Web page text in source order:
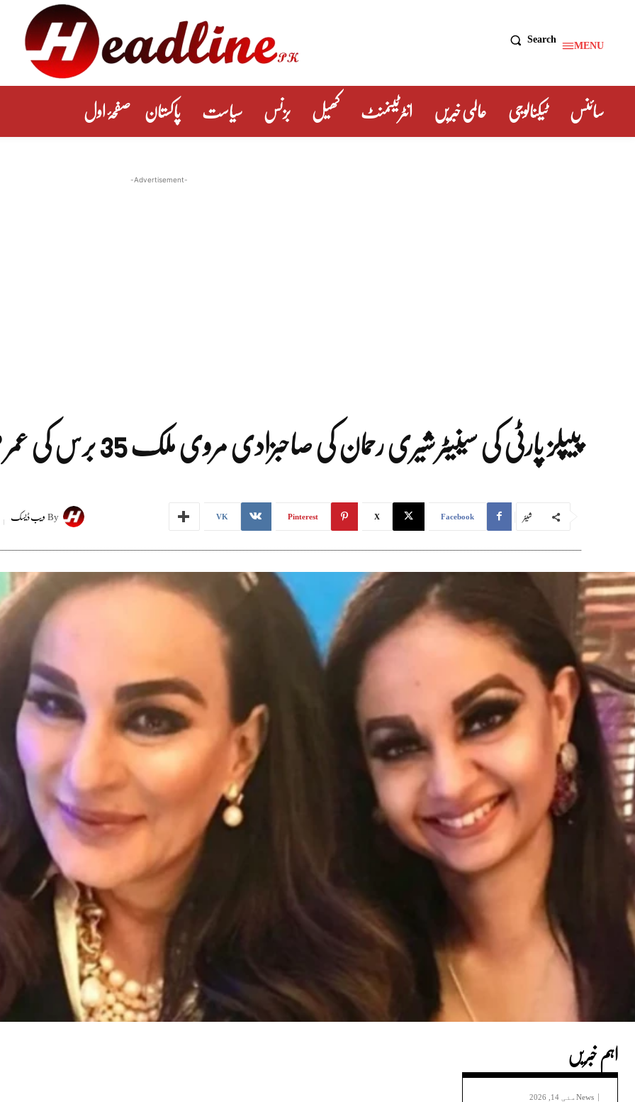
MENU
Search
سائنس ٹیکنالوجی عالمی خبریں انٹرٹینمنٹ کھیل بزنس سیاست پاکستان صفحۂ اول
-Advertisement-
پیپلز پارٹی کی سینیٹر شیری رحمان کی صاحبزادی مروی ملک 35 برس کی عمر میں انتقال کر گئیں
Byویب ڈیسک شیئر Facebook
X
Pinterest
VK
اہم خبریں
News مئی 14, 2026